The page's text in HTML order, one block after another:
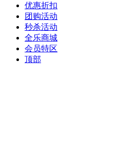
优惠折扣
团购活动
秒杀活动
全乐商城
会员特区
顶部